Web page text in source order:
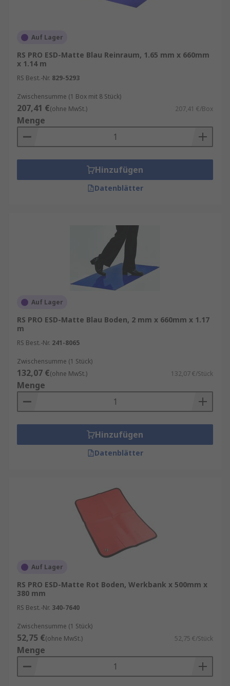
Auf Lager
RS PRO ESD-Matte Blau Reinraum, 1.65 mm x 660mm
x 1.14 m
RS Best.-Nr. 829-5293
Zwischensumme (1 Box mit 8 Stück)
207,41 €(ohne MwSt.) 207,41 €/Box
Menge
Hinzufügen
Datenblätter
Auf Lager
RS PRO ESD-Matte Blau Boden, 2 mm x 660mm x 1.17
m
RS Best.-Nr. 241-8065
Zwischensumme (1 Stück)
132,07 €(ohne MwSt.) 132,07 €/Stück
Menge
Hinzufügen
Datenblätter
Auf Lager
RS PRO ESD-Matte Rot Boden, Werkbank x 500mm x
380 mm
RS Best.-Nr. 340-7640
Zwischensumme (1 Stück)
52,75 €(ohne MwSt.) 52,75 €/Stück
Menge